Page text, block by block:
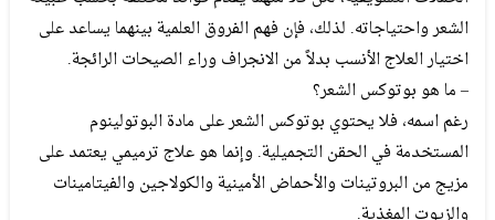
الشعر واحتياجاته. لذلك، فإن فهم الفروق العلمية بينهما يساعد على
اختيار العلاج الأنسب بدلاً من الانجراف وراء الصيحات الرائجة.
– ما هو بوتوكس الشعر؟
رغم اسمه، فلا يحتوي بوتوكس الشعر على مادة البوتولينوم
المستخدمة في الحقن التجميلية. وإنما هو علاج ترميمي يعتمد على
مزيج من البروتينات والأحماض الأمينية والكولاجين والفيتامينات